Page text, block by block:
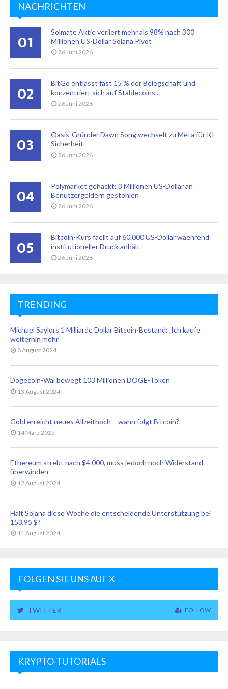
NACHRICHTEN
01
Solmate Aktie verliert mehr als 98% nach 300
Millionen US-Dollar Solana Pivot
26 Juni 2026
02
BitGo entlässt fast 15 % der Belegschaft und
konzentriert sich auf Stablecoins...
26 Juni 2026
03
Oasis-Gründer Dawn Song wechselt zu Meta für KI-
Sicherheit
26 Juni 2026
04
Polymarket gehackt: 3 Millionen US-Dollar an
Benutzergeldern gestohlen
26 Juni 2026
05
Bitcoin-Kurs faellt auf 60.000 US-Dollar waehrend
institutioneller Druck anhält
26 Juni 2026
TRENDING
Michael Saylors 1 Milliarde Dollar Bitcoin-Bestand: ‚Ich kaufe
weiterhin mehr‘
8 August 2024
Dogecoin-Wal bewegt 103 Millionen DOGE-Token
13 August 2024
Gold erreicht neues Allzeithoch – wann folgt Bitcoin?
14 März 2025
Ethereum strebt nach $4.000, muss jedoch noch Widerstand
überwinden
12 August 2024
Hält Solana diese Woche die entscheidende Unterstützung bei
153,95 $?
11 August 2024
FOLGEN SIE UNS AUF X
TWITTER FOLLOW
KRYPTO-TUTORIALS